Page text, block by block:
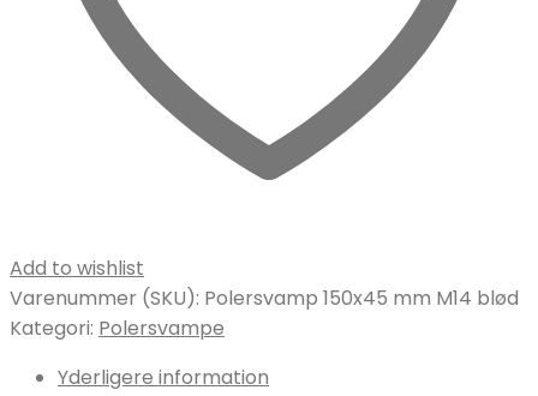
Add to wishlist
Varenummer (SKU): Polersvamp 150x45 mm M14 blød
Kategori: Polersvampe
Yderligere information